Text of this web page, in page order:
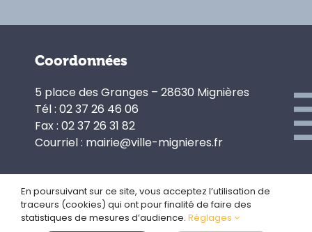
Coordonnées
5 place des Granges – 28630 Mignières
Tél : 02 37 26 46 06
Fax : 02 37 26 31 82
Courriel : mairie@ville-mignieres.fr
Politique de confidentialité
Gestion des cookies
En poursuivant sur ce site, vous acceptez l’utilisation de
traceurs (cookies) qui ont pour finalité de faire des
statistiques de mesures d’audience. Réglages